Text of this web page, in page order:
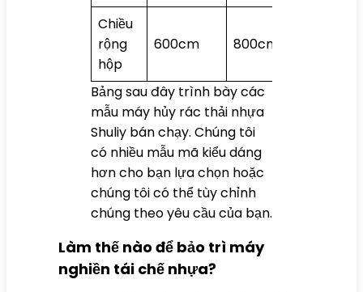
Chiều
rộng
hộp
600cm 800cm
Bảng sau đây trình bày các
mẫu máy hủy rác thải nhựa
Shuliy bán chạy. Chúng tôi
có nhiều mẫu mã kiểu dáng
hơn cho bạn lựa chọn hoặc
chúng tôi có thể tùy chỉnh
chúng theo yêu cầu của bạn.
Làm thế nào để bảo trì máy
nghiền tái chế nhựa?